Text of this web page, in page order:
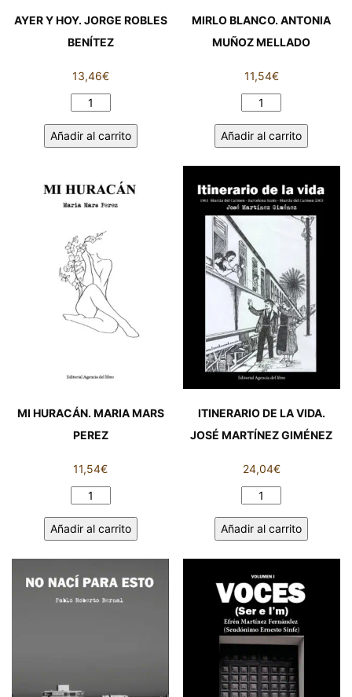
AYER Y HOY. JORGE ROBLES
BENÍTEZ
13,46€
AYER
HOY.
BENÍTEZ
Añadir al carrito
MIRLO BLANCO. ANTONIA
MUÑOZ MELLADO
11,54€
MIRLO
ANTONIA
cantidad
Añadir al carrito
MI HURACÁN. MARIA MARS
PEREZ
11,54€
MARIA
cantidad
Añadir al carrito
ITINERARIO DE LA VIDA.
JOSÉ MARTÍNEZ GIMÉNEZ
24,04€
ITINERARIO
LA
MARTÍNEZ
GIMÉNEZ
cantidad
Añadir al carrito